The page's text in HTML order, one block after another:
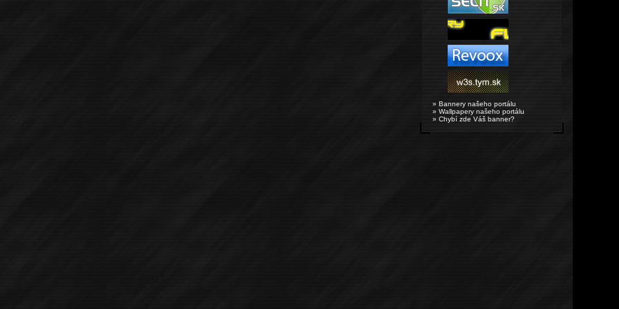
» Bannery našeho portálu
» Wallpapery našeho portálu
» Chybí zde Váš banner?